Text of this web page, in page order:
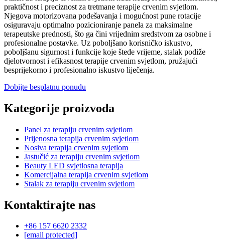
praktičnost i preciznost za tretmane terapije crvenim svjetlom.
Njegova motorizovana podešavanja i mogućnost pune rotacije
osiguravaju optimalno pozicioniranje panela za maksimalne
terapeutske prednosti, što ga čini vrijednim sredstvom za osobne i
profesionalne postavke. Uz poboljšano korisničko iskustvo,
poboljšanu sigurnost i funkcije koje štede vrijeme, stalak podiže
djelotvornost i efikasnost terapije crvenim svjetlom, pružajući
besprijekorno i profesionalno iskustvo liječenja.
Dobijte besplatnu ponudu
Kategorije proizvoda
Panel za terapiju crvenim svjetlom
Prijenosna terapija crvenim svjetlom
Nosiva terapija crvenim svjetlom
Jastučić za terapiju crvenim svjetlom
Beauty LED svjetlosna terapija
Komercijalna terapija crvenim svjetlom
Stalak za terapiju crvenim svjetlom
Kontaktirajte nas
+86 157 6620 2332
[email protected]